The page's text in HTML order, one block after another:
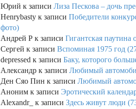
Юрий к записи Лиза Пескова – дочь
Henrybasty к записи Победители
фото)
Андрей Р к записи Гигантская паутина
Сергей к записи Вспоминая 1975 год
depressed к записи Баку, которого
Александр к записи Любимый
Ден Сяо Пин к записи Любимый
Аноним к записи Эротический
Alexandr_
к записи Здесь живут люди